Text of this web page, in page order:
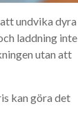
undvika dyra
laddning inte
utan att
kan göra det